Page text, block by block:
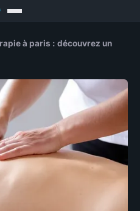
à paris : découvrez un